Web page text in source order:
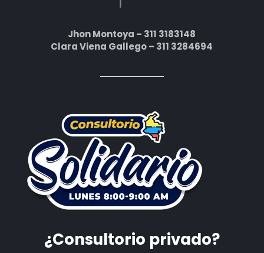
Jhon Montoya – 311 3183148
Clara Viena Gallego – 311 3284694
¿Consultorio privado?